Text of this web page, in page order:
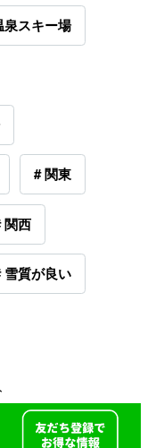
泉スキー場
# 関東
関西
雪質が良い